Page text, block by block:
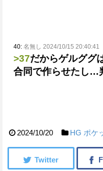
40: 名無し 2024/10/15 20:40:41
>37だからゲルググ
合同で作らせたし…
2024/10/20 HG ポケ